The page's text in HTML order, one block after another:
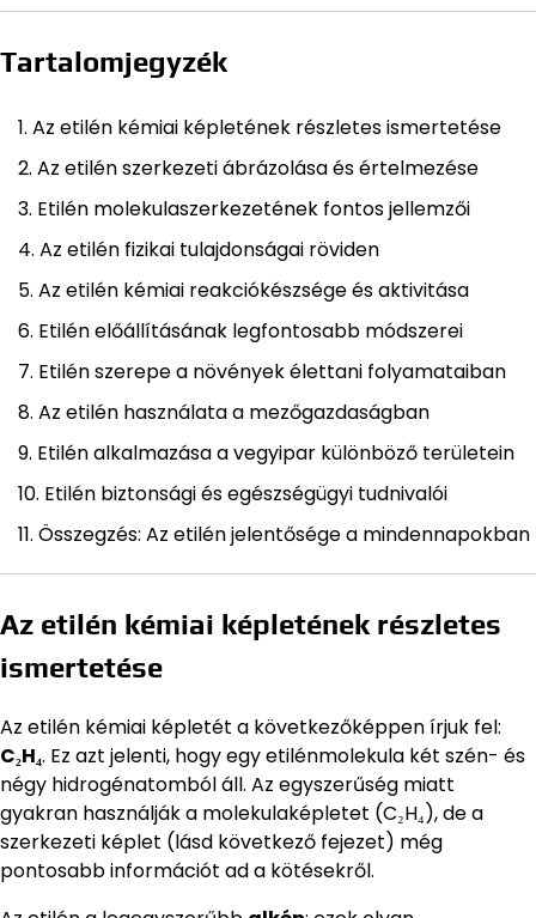
Tartalomjegyzék
Az etilén kémiai képletének részletes ismertetése
Az etilén szerkezeti ábrázolása és értelmezése
Etilén molekulaszerkezetének fontos jellemzői
Az etilén fizikai tulajdonságai röviden
Az etilén kémiai reakciókészsége és aktivitása
Etilén előállításának legfontosabb módszerei
Etilén szerepe a növények élettani folyamataiban
Az etilén használata a mezőgazdaságban
Etilén alkalmazása a vegyipar különböző területein
Etilén biztonsági és egészségügyi tudnivalói
Összegzés: Az etilén jelentősége a mindennapokban
Az etilén kémiai képletének részletes
ismertetése
Az etilén kémiai képletét a következőképpen írjuk fel:
C₂H₄. Ez azt jelenti, hogy egy etilénmolekula két szén- és
négy hidrogénatomból áll. Az egyszerűség miatt
gyakran használják a molekulaképletet (C₂H₄), de a
szerkezeti képlet (lásd következő fejezet) még
pontosabb információt ad a kötésekről.